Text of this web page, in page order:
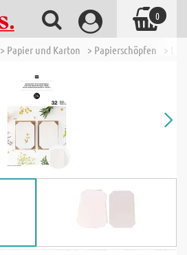
> Papier und Karton > Papierschöpfen >
0